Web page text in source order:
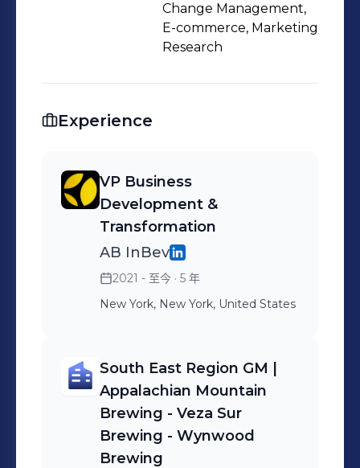
Change Management,
E-commerce, Marketing
Research
Experience
VP Business
Development &
Transformation
AB InBev
2021 - 至今 · 5 年
New York, New York, United States
South East Region GM |
Appalachian Mountain
Brewing - Veza Sur
Brewing - Wynwood
Brewing